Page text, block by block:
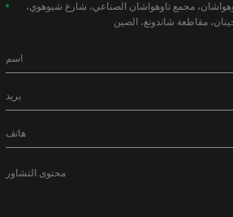
تاوهواشان، مجمع تاوهواشان الصناعي، شارع شيوهوي،
مقاطعة شاندونغ، الصين
اسم
بريد
هاتف
محتوى التشاور